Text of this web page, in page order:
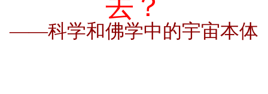
——科学和佛学中的宇宙本体